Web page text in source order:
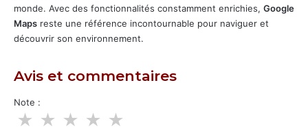
monde. Avec des fonctionnalités constamment enrichies, Google
Maps reste une référence incontournable pour naviguer et
découvrir son environnement.
Avis et commentaires
Note :
★
★
★
★
★